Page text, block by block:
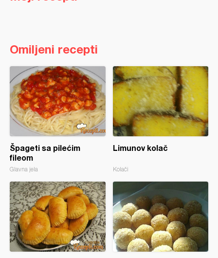
Omiljeni recepti
Špageti sa pilećim
fileom
Glavna jela
Limunov kolač
Kolači